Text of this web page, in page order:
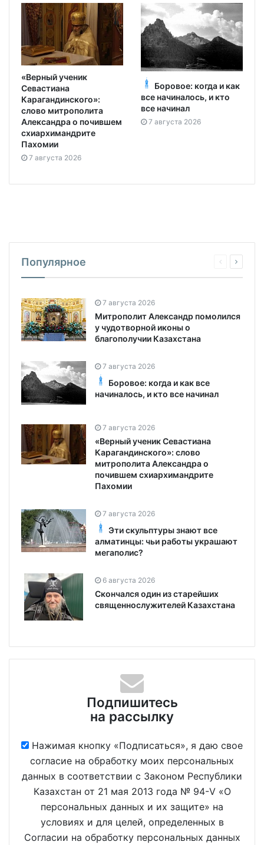
«Верный ученик
Севастиана
Карагандинского»:
слово митрополита
Александра о почившем
схиархимандрите
Пахомии
7 августа 2026
Боровое: когда и как
все начиналось, и кто
все начинал
7 августа 2026
Популярное
7 августа 2026
Митрополит Александр помолился
у чудотворной иконы о
благополучии Казахстана
7 августа 2026
Боровое: когда и как все
начиналось, и кто все начинал
7 августа 2026
«Верный ученик Севастиана
Карагандинского»: слово
митрополита Александра о
почившем схиархимандрите
Пахомии
7 августа 2026
Эти скульптуры знают все
алматинцы: чьи работы украшают
мегаполис?
6 августа 2026
Скончался один из старейших
священнослужителей Казахстана
Подпишитесь
на рассылку
Нажимая кнопку «Подписаться», я даю свое
согласие на обработку моих персональных
данных в соответствии с Законом Республики
Казахстан от 21 мая 2013 года № 94-V «О
персональных данных и их защите» на
условиях и для целей, определенных в
Согласии на обработку персональных данных